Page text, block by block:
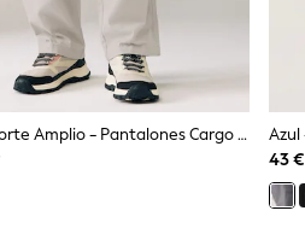
Piedra Claro - Corte Amplio - Pantalones Cargo En Tejido Elástico De Algodón
43 €